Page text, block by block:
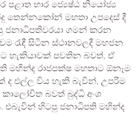
පළාත භාර ජ්‍යෙෂ්ඨ නියෝජ්‍ය
තෙන්නකෝන් මහතා උපදෙස් දී
ජනාධිපතිවරයා ගමන් කරන
රැඳී සිටින ස්ථානවලදී මහජන
හැකියාවක් පවතින බවත්, ඒ
මහින්ද රාජපක්ෂ මහතාට ඕනෑම
ද එල්ල විය හැකි බැවින්, උපරිම
බවත් බුද්ධි අංශ
එබැවින් හිටපු ජනාධිපති මහින්ද